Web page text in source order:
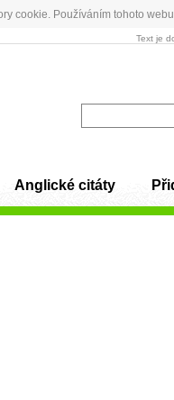
cookie. Používáním tohoto webu
Text je
Anglické citáty